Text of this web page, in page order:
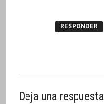
RESPONDER
Deja una respuesta